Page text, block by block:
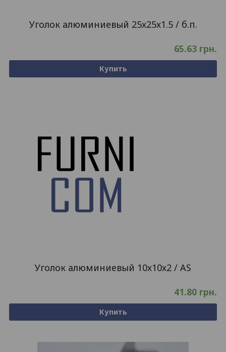
Уголок алюминиевый 25х25х1.5 / б.п.
65.63 грн.
Купить
Уголок алюминиевый 10х10х2 / AS
41.80 грн.
Купить